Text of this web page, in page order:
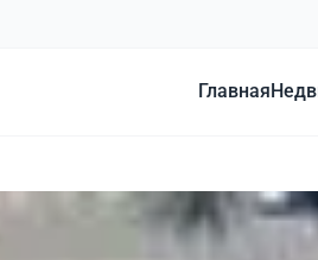
Главная